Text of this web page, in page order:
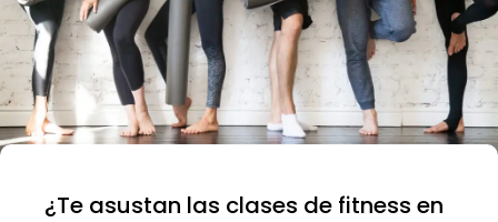
¿Te asustan las clases de fitness en